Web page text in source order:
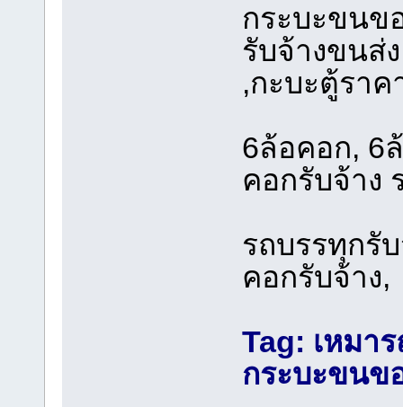
กระบะขนข
รับจ้างขนส่
,กะบะตู้ราค
6ล้อคอก, 6
คอกรับจ้าง
รถบรรทุกรั
คอกรับจ้าง
Tag: เหมา
กระบะขนข